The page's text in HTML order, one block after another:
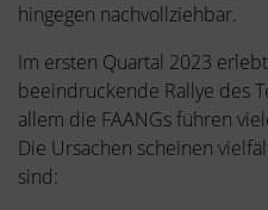
hingegen nachvollziehbar.
Im ersten Quartal 2023
beeindruckende Rallye des
allem die FAANGs führen
Die Ursachen scheinen
sind: